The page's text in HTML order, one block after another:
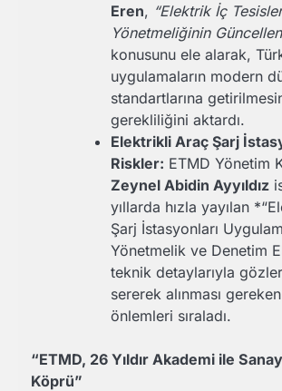
Eren, “Elektrik İç
Yönetmeliğinin
konusunu ele alarak,
uygulamaların modern
standartlarına
gerekliliğini aktardı.
Elektrikli Araç Şarj
Riskler: ETMD Yönetim
Zeynel Abidin Ayyıldız
yıllarda hızla yayılan
Şarj İstasyonları
Yönetmelik ve Denetim
teknik detaylarıyla
sererek alınması
önlemleri sıraladı.
“ETMD, 26 Yıldır Akademi ile
Köprü”